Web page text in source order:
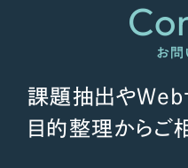
お問
課題抽出やWeb
目的整理からご